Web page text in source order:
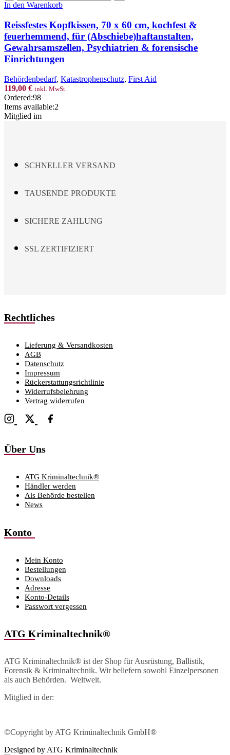
forensische
Einrichtungen
Menge
Kopfkissen,
x
60
cm,
kochfest
&
für
(Abschiebe)haftanstalten,
Gewahrsamszellen,
Psychiatrien
&
forensische
In den Warenkorb
Reissfestes Kopfkissen, 70 x 60 cm, kochfest &
feuerhemmend, für (Abschiebe)haftanstalten,
Gewahrsamszellen, Psychiatrien & forensische
Einrichtungen
Behördenbedarf, Katastrophenschutz, First Aid
119,00 € inkl. MwSt.
Ordered:98
Items available:2
Mitglied im
SCHNELLER VERSAND
TAUSENDE PRODUKTE
SICHERE ZAHLUNG
SSL ZERTIFIZIERT
Rechtliches
Lieferung & Versandkosten
AGB
Datenschutz
Impressum
Rückerstattungsrichtlinie
Widerrufsbelehrung
Vertrag widerrufen
Über Uns
ATG Kriminaltechnik®
Händler werden
Als Behörde bestellen
News
Konto
Mein Konto
Bestellungen
Downloads
Adresse
Konto-Details
Passwort vergessen
ATG Kriminaltechnik®
ATG Kriminaltechnik® ist der Shop für Ausrüstung, Ballistik,
Forensik & Kriminaltechnik. Wir beliefern sowohl Einzelpersonen
als auch Behörden. Weltweit.
Mitglied in der:
©Copyright by ATG Kriminaltechnik GmbH®
Designed by ATG Kriminaltechnik